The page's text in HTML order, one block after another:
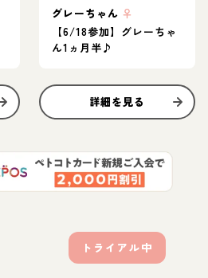
グレーちゃん ♀
【6/18参加】グレーちゃ
ん1ヵ月半♪
詳細を見る
トライアル中